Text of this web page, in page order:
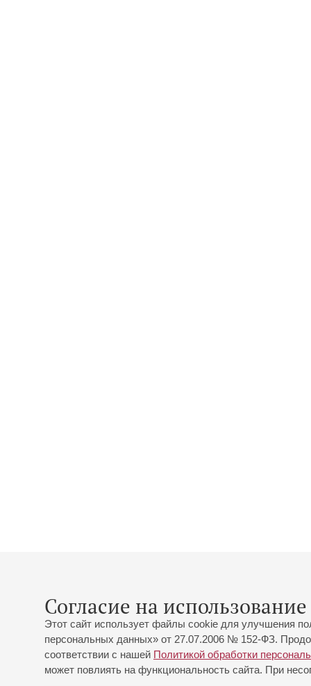
Согласие на
Этот сайт использует файлы cookie для улучшения
персональных данных» от 27.07.2006 № 152-ФЗ.
соответствии с нашей Политикой обработки
может повлиять на функциональность сайта. При